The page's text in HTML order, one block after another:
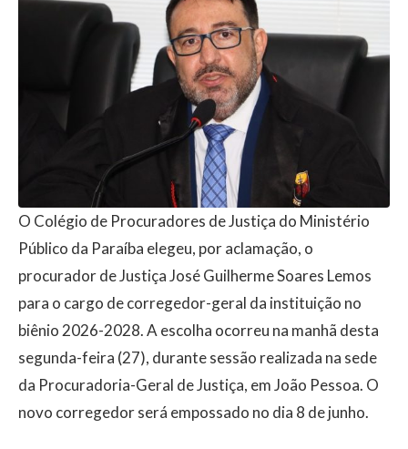
O Colégio de Procuradores de Justiça do Ministério
Público da Paraíba elegeu, por aclamação, o
procurador de JustiçaJosé Guilherme Soares Lemos
para o cargo de corregedor-geral da instituição no
biênio 2026-2028. A escolha ocorreu na manhã desta
segunda-feira (27), durante sessão realizada na sede
da Procuradoria-Geral de Justiça, emJoão Pessoa. O
novo corregedor será empossado no dia 8 de junho.